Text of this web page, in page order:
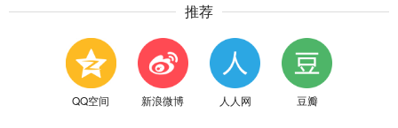
推荐
QQ空间 新浪微博 人人网 豆瓣